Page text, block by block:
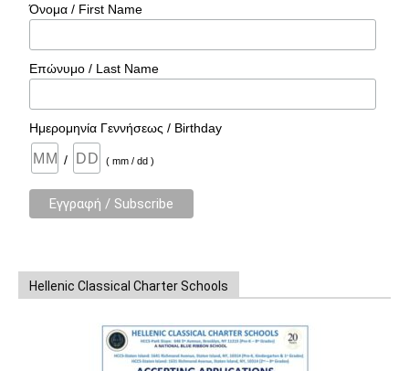
Όνομα / First Name
Επώνυμο / Last Name
Ημερομηνία Γεννήσεως / Birthday
/ ( mm / dd )
Hellenic Classical Charter Schools